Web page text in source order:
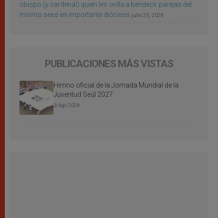
obispo (y cardenal) quien les orilla a bendecir parejas del
mismo sexo en importante diócesis julio 25, 2026
PUBLICACIONES MÁS VISTAS
Himno oficial de la Jornada Mundial de la
Juventud Seúl 2027
3 Ago 2026